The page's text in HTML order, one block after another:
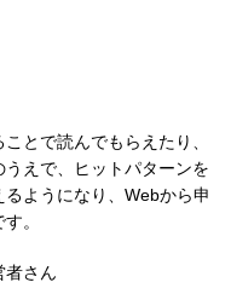
とで読んでもらえたり、
えで、ヒットパターンを
ようになり、Webから申
。
者さん